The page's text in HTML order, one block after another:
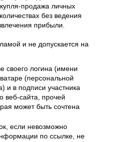
продажа личных
без ведения
прибыли.
и не допускается на
своего логина (имени
(персональной
и в подписи участника
веб-сайта, прочей
может быть сочтена
если невозможно
по ссылке, не